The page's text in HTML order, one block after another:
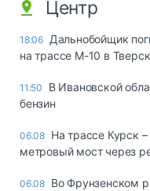
Центр
18:06 Дальнобойщик
на трассе М-10 в
11:50
В Ивановской
бензин
06.08 На трассе Курск
метровый мост через
06.08 Во Фрунзенском